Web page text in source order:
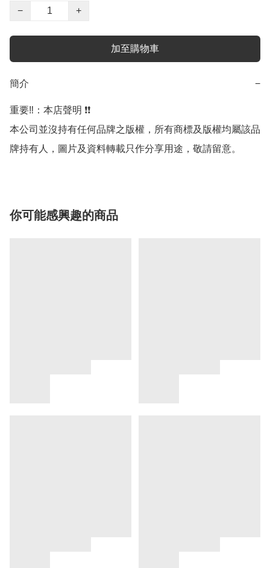
−
+
加至購物車
簡介 −
重要‼️：本店聲明 ❗️❗️
本公司並沒持有任何品牌之版權，所有商標及版權均屬該品
牌持有人，圖片及資料轉載只作分享用途，敬請留意。
你可能感興趣的商品